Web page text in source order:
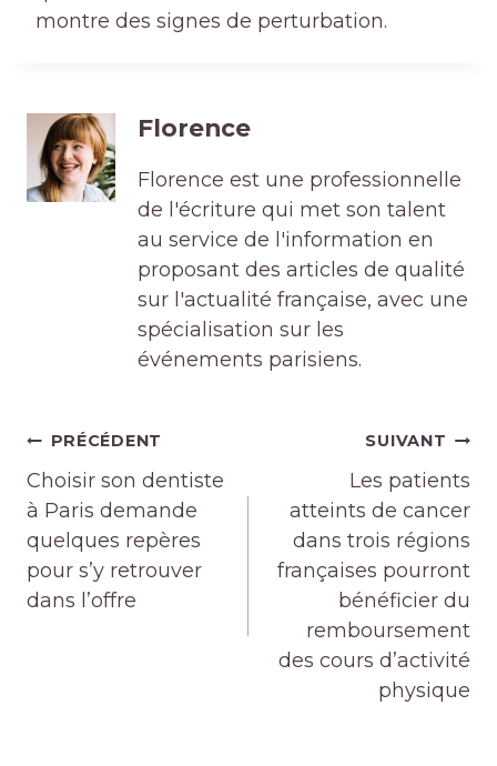
montre des signes de perturbation.
Florence
Florence est une professionnelle
de l'écriture qui met son talent
au service de l'information en
proposant des articles de qualité
sur l'actualité française, avec une
spécialisation sur les
événements parisiens.
Navigation
de
l’article
PRÉCÉDENT
Choisir son dentiste
à Paris demande
quelques repères
pour s’y retrouver
dans l’offre
SUIVANT
Les patients
atteints de cancer
dans trois régions
françaises pourront
bénéficier du
remboursement
des cours d’activité
physique